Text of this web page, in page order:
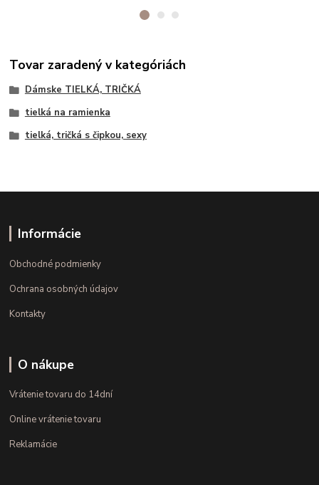
Tovar zaradený v kategóriách
Dámske TIELKÁ, TRIČKÁ
tielká na ramienka
tielká, tričká s čipkou, sexy
Informácie
Obchodné podmienky
Ochrana osobných údajov
Kontakty
O nákupe
Vrátenie tovaru do 14dní
Online vrátenie tovaru
Reklamácie